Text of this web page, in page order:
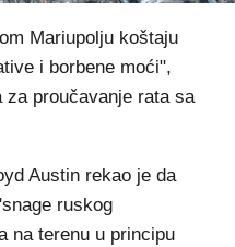
Mariupolju koštaju
i borbene moći",
za proučavanje rata sa
Austin rekao je da
ruskog
na terenu u principu